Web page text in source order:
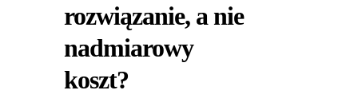
rozwiązanie, a nie
nadmiarowy
koszt?